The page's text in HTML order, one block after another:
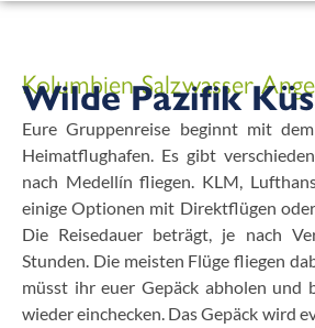
Kolumbien Salzwasser
Wilde Pazifik
Eure Gruppenreise beginnt mit
Heimatflughafen. Es gibt
nach Medellín fliegen. KLM,
einige Optionen mit Direktflügen
Die Reisedauer beträgt, je nach
Stunden. Die meisten Flüge fliegen
müsst ihr euer Gepäck abholen und
wieder einchecken. Das Gepäck wird